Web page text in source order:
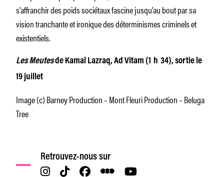
s’affranchir des poids sociétaux fascine jusqu’au bout par sa
vision tranchante et ironique des déterminismes criminels et
existentiels.
Les Meutesde Kamal Lazraq, Ad Vitam (1 h 34), sortie le
19 juillet
Image (c) Barney Production – Mont Fleuri Production – Beluga
Tree
Retrouvez-nous sur